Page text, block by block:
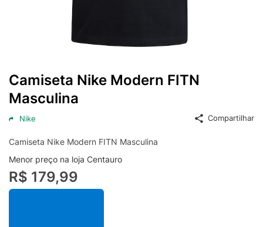
Camiseta Nike Modern FITN
Masculina
Nike Compartilhar
Camiseta Nike Modern FITN Masculina
Menor preço na loja Centauro
R$ 179,99